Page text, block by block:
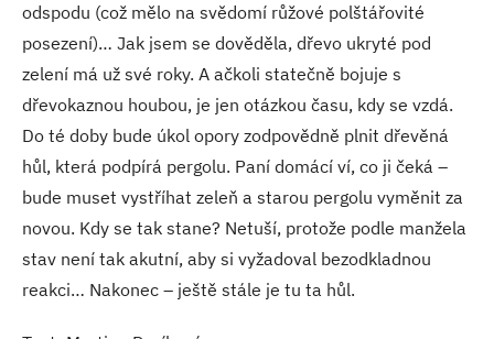
odspodu (což mělo na svědomí růžové polštářovité
posezení)… Jak jsem se dověděla, dřevo ukryté pod
zelení má už své roky. A ačkoli statečně bojuje s
dřevokaznou houbou, je jen otázkou času, kdy se vzdá.
Do té doby bude úkol opory zodpovědně plnit dřevěná
hůl, která podpírá pergolu. Paní domácí ví, co ji čeká –
bude muset vystříhat zeleň a starou pergolu vyměnit za
novou. Kdy se tak stane? Netuší, protože podle manžela
stav není tak akutní, aby si vyžadoval bezodkladnou
reakci… Nakonec – ještě stále je tu ta hůl.